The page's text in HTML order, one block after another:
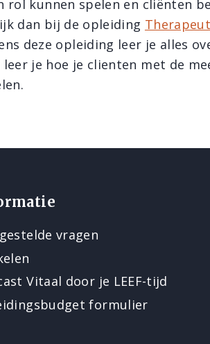
rol kunnen spelen en cliënten
dan bij de opleiding
deze opleiding leer je alles
leer je hoe je clienten met de
vragen
Vitaal door je LEEF-tijd
formulier